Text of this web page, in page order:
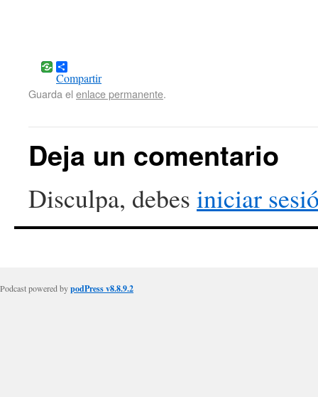
Compartir
Guarda el enlace permanente.
Deja un comentario
Disculpa, debes iniciar
Podcast powered bypodPress v8.8.9.2